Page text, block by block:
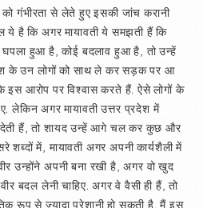
गंभीरता से लेते हुए इसकी जांच करानी
ये है कि अगर मायावती ये समझती हैं कि
घपला हुआ है, कोई बदलाव हुआ है, तो उन्हें
के उन लोगों को साथ ले कर सड़क पर आ
आरोप पर विश्वास करते हैं. ऐसे लोगों के
लेकिन अगर मायावती उत्तर प्रदेश में
देती हैं, तो शायद उन्हें आगे चल कर कुछ और
शब्दों में, मायावती अगर अपनी कार्यशैली में
उन्होंने अपनी बना रखी है, अगर वो खुद
बदल लेनी चाहिए. अगर वे वैसी ही हैं, तो
रूप से ज्यादा परेशानी हो सकती है. मैं इस